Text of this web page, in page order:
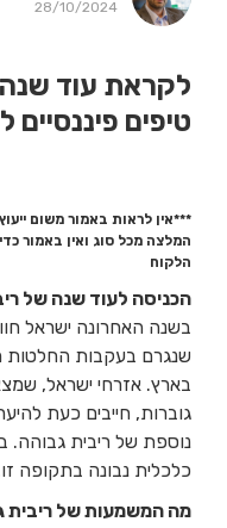
28/10/2024
טיפים
***אין לראות באמור משום
המלצה מכל סוג ואין באמור
הלקוח
הכניסה לעוד שנה של
בשנה האחרונה ישראל
שנגרם בעקבות החלטות
בארץ. אזרחי ישראל,
גוברות, חייבים כעת
כלכלית נבונה בתקופה
מה המשמעות של ריבית